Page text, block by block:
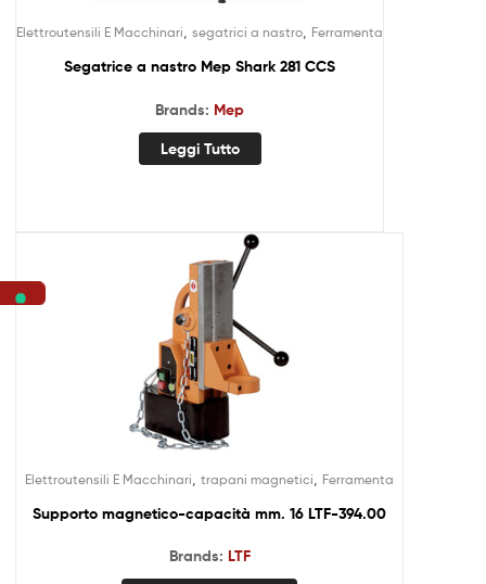
Elettroutensili E Macchinari segatrici a nastro Ferramenta
Segatrice a nastro Mep Shark 281 CCS
Brands: Mep
Leggi Tutto
Elettroutensili E Macchinari trapani magnetici Ferramenta
Supporto magnetico-capacità mm. 16 LTF-394.00
Brands: LTF